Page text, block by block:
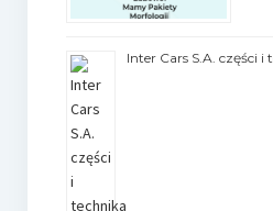
Inter Cars S.A. części